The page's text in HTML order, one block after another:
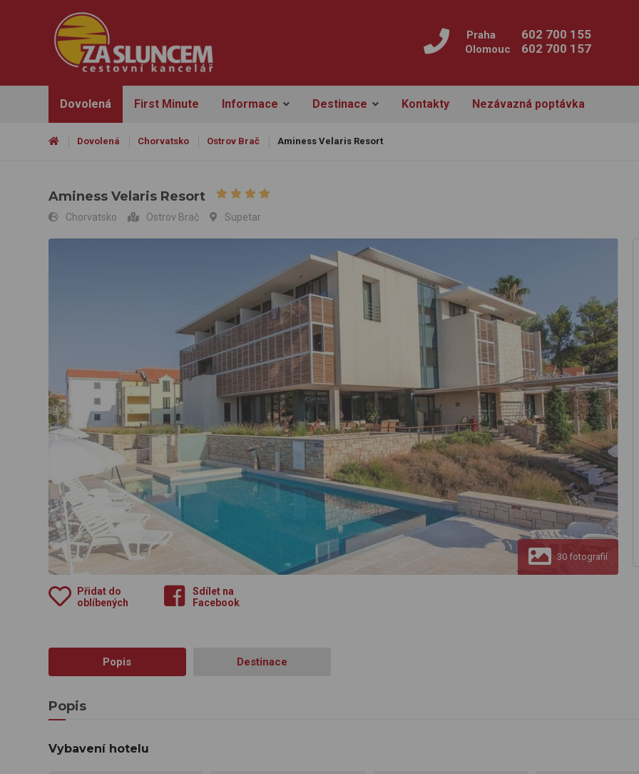
Praha 602 700 155
Olomouc 602 700 157
Dovolená First Minute Informace Destinace Kontakty Nezávazná poptávka
Dovolená Chorvatsko Ostrov Brač Aminess Velaris Resort
Aminess Velaris Resort
Chorvatsko Ostrov Brač Supetar
30 fotografií
Přidat do
oblíbených
Sdílet na
Facebook
Popis Destinace
Popis
Vybavení hotelu